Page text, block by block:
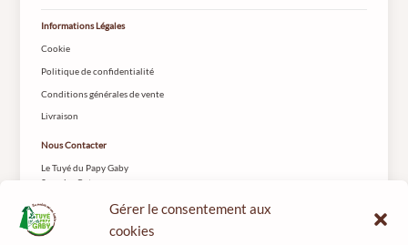
Gérer le consentement aux
cookies
Informations Légales
Cookie
Politique de confidentialité
Conditions générales de vente
Livraison
Nous Contacter
Le Tuyé du Papy Gaby
2 rue les Coteys